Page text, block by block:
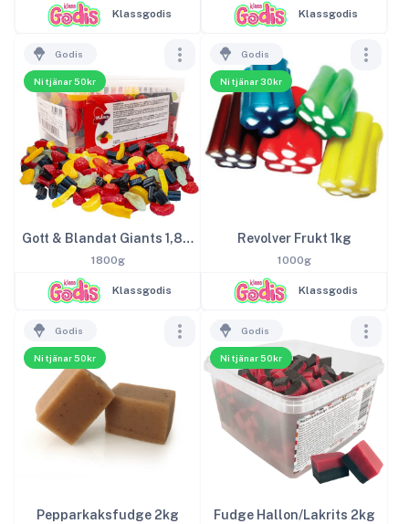
Klassgodis Klassgodis
Ni tjänar 50kr
Godis
Gott & Blandat Giants 1,8kg
1800g
Klassgodis
Ni tjänar 30kr
Godis
Revolver Frukt 1kg
1000g
Klassgodis
Ni tjänar 50kr
Godis
Pepparkaksfudge 2kg
Ni tjänar 50kr
Godis
Fudge Hallon/Lakrits 2kg